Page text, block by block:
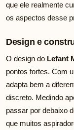
que ele realmente
os aspectos desse
Design e
O design do Lefant
pontos fortes. Com
adapta bem a
discreto. Medindo
passar por debaixo
que muitos